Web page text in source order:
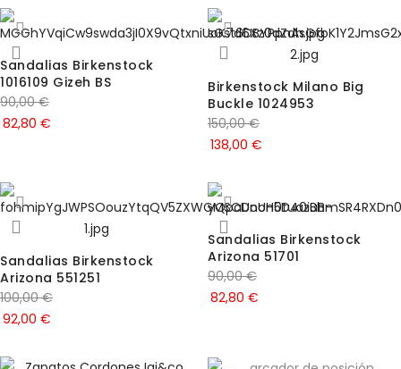
Sandalias Birkenstock
1016109 Gizeh BS
90,00€
82,80 €
Birkenstock Milano Big
Buckle 1024953
150,00€
138,00 €
Sandalias Birkenstock
Arizona 551251
100,00€
92,00 €
Sandalias Birkenstock
Arizona 51701
90,00€
82,80 €